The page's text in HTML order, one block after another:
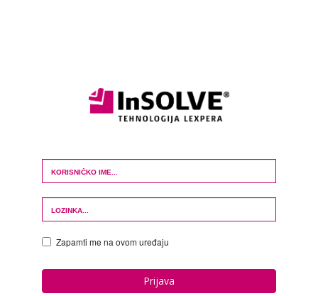
Login Form
Zapamti me na ovom uređaju
Prijava